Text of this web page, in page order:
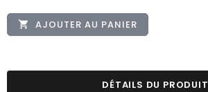
 AJOUTER AU PANIER
DÉTAILS DU PRODUIT